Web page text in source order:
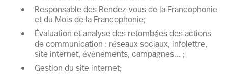
Responsable des Rendez-vous de la Francophonie
et du Mois de la Francophonie;
Évaluation et analyse des retombées des actions
de communication : réseaux sociaux, infolettre,
site internet, évènements, campagnes… ;
Gestion du site internet;